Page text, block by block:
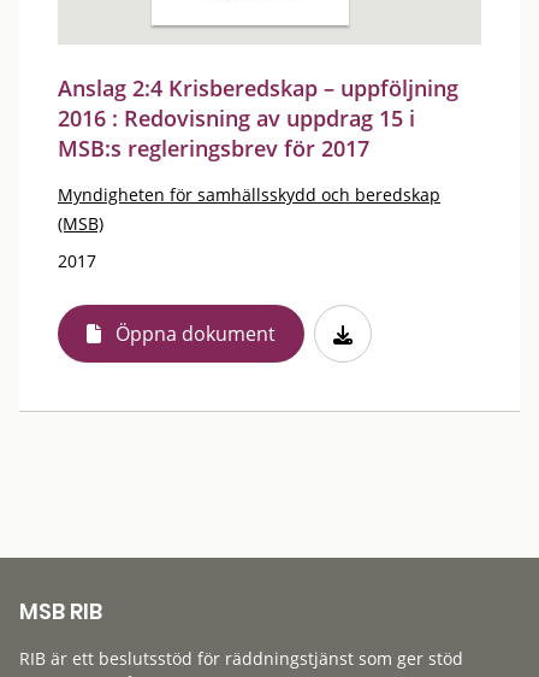
Anslag 2:4 Krisberedskap – uppföljning
2016 : Redovisning av uppdrag 15 i
MSB:s regleringsbrev för 2017
Myndigheten för samhällsskydd och beredskap
(MSB)
2017
Öppna dokument
MSB RIB
RIB är ett beslutsstöd för räddningstjänst som ger stöd